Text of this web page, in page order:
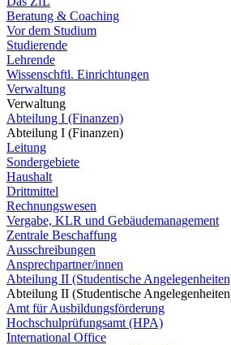
Beratung & Coaching
Vor dem Studium
Studierende
Lehrende
Wissenschftl. Einrichtungen
Verwaltung
Verwaltung
Abteilung I (Finanzen)
Abteilung I (Finanzen)
Leitung
Sondergebiete
Haushalt
Drittmittel
Rechnungswesen
Vergabe, KLR und Gebäudemanagement
Zentrale Beschaffung
Ausschreibungen
Ansprechpartner/innen
Abteilung II (Studentische
Abteilung II (Studentische
Amt für Ausbildungsförderung
Hochschulprüfungsamt (HPA)
International Office